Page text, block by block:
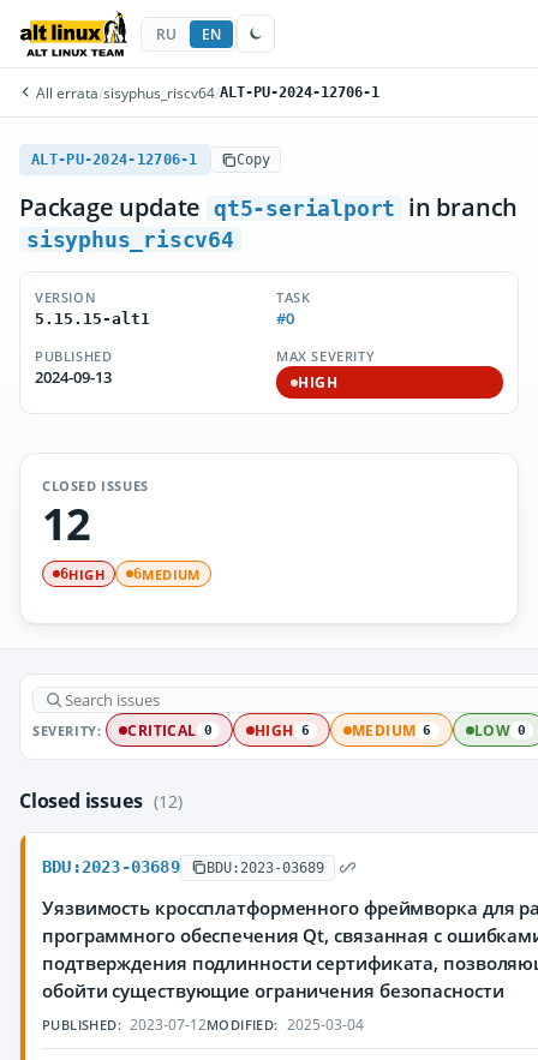
RU EN
All errata/sisyphus_riscv64/ALT-PU-2024-12706-1
ALT-PU-2024-12706-1 Copy
Package update qt5-serialport in branch
sisyphus_riscv64
VERSION
5.15.15-alt1
TASK
#0
PUBLISHED
2024-09-13
MAX SEVERITY
HIGH
CLOSED ISSUES
12
6HIGH 6MEDIUM
SEVERITY: CRITICAL 0 HIGH 6 MEDIUM 6 LOW 0
Closed issues (12)
BDU:2023-03689 BDU:2023-03689
Уязвимость кроссплатформенного фреймворка для
программного обеспечения Qt, связанная с
подтверждения подлинности сертификата,
обойти существующие ограничения безопасности
PUBLISHED: 2023-07-12MODIFIED: 2025-03-04